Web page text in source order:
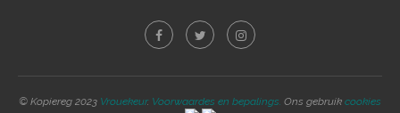
© Kopiereg 2023 Vrouekeur. Voorwaardes en bepalings. Ons gebruik cookies